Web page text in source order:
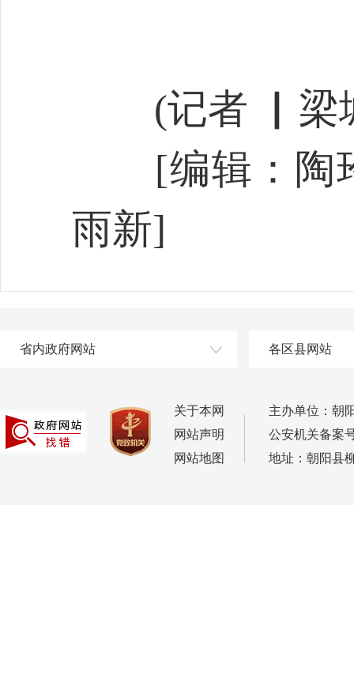
(记者 ▏梁
[编辑：陶
雨新]
省内政府网站 各区县网站
关于本网
网站声明
网站地图
主办单位：朝
公安机关备案
地址：朝阳县